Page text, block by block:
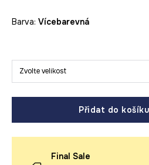
Barva: vícebarevná
Zvolte velikost
Přidat do košíku
Final Sale